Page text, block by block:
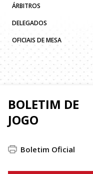
ÁRBITROS
DELEGADOS
OFICIAIS DE MESA
BOLETIM DE
JOGO
Boletim Oficial